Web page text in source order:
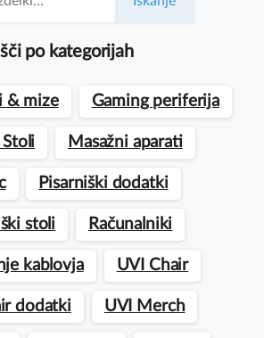
Išči po kategorijah
& mize Gaming periferija
Masažni aparati
Pisarniški dodatki
stoli Računalniki
kablovja UVI Chair
dodatki UVI Merch